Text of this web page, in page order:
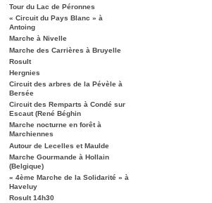
Tour du Lac de Péronnes
« Circuit du Pays Blanc » à
Antoing
Marche à Nivelle
Marche des Carrières à Bruyelle
Rosult
Hergnies
Circuit des arbres de la Pévèle à
Bersée
Circuit des Remparts à Condé sur
Escaut (René Béghin
Marche nocturne en forêt à
Marchiennes
Autour de Lecelles et Maulde
Marche Gourmande à Hollain
(Belgique)
« 4ème Marche de la Solidarité » à
Haveluy
Rosult 14h30